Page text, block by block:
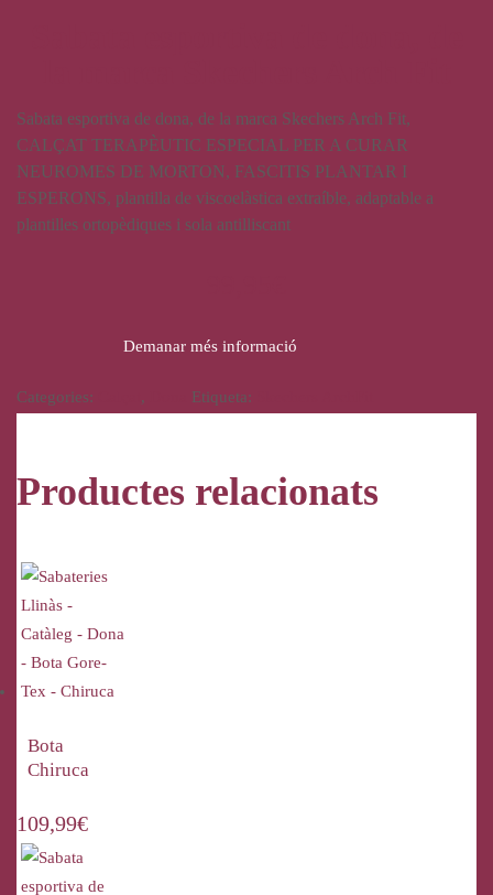
Sabata esportiva de dona, de la marca Skechers Arch Fit,
CALÇAT TERAPÈUTIC ESPECIAL PER A CURAR
NEUROMES DE MORTON, FASCITIS PLANTAR I
ESPERONS, plantilla de viscoelàstica extraíble, adaptable a
plantilles ortopèdiques i sola antilliscant
Demanar més informació
Categories: , Etiqueta:
Productes relacionats
Bota
Chiruca
109,99€